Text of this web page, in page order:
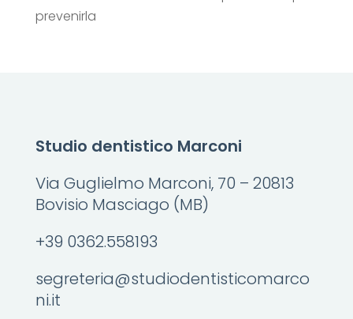
prevenirla
Studio dentistico Marconi
Via Guglielmo Marconi, 70 – 20813
Bovisio Masciago (MB)
+39 0362.558193
segreteria@studiodentisticomarco
ni.it